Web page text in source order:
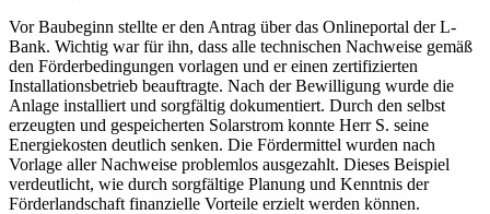
Vor Baubeginn stellte er den Antrag über das Onlineportal der L-
Bank. Wichtig war für ihn, dass alle technischen Nachweise gemäß
den Förderbedingungen vorlagen und er einen zertifizierten
Installationsbetrieb beauftragte. Nach der Bewilligung wurde die
Anlage installiert und sorgfältig dokumentiert. Durch den selbst
erzeugten und gespeicherten Solarstrom konnte Herr S. seine
Energiekosten deutlich senken. Die Fördermittel wurden nach
Vorlage aller Nachweise problemlos ausgezahlt. Dieses Beispiel
verdeutlicht, wie durch sorgfältige Planung und Kenntnis der
Förderlandschaft finanzielle Vorteile erzielt werden können.